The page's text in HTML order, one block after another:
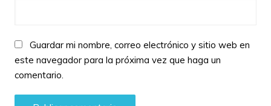
Guardar mi nombre, correo electrónico y sitio web en
este navegador para la próxima vez que haga un
comentario.